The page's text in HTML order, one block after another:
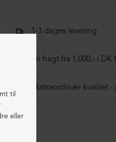
1-3 dages levering
Fri fragt fra 1.000,- i
Ekstraordinær kvalitet